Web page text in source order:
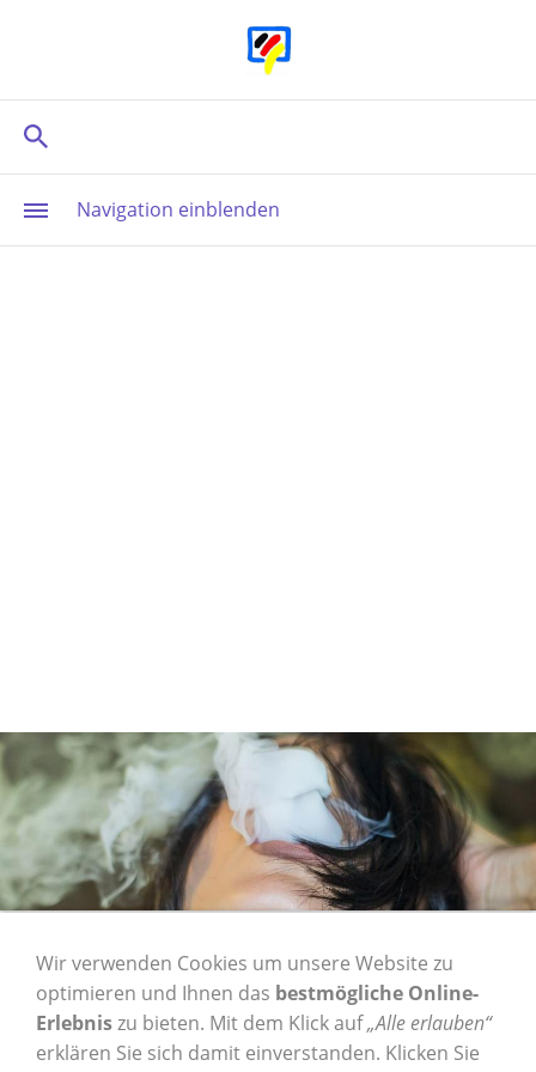
Navigation einblenden
1 Karton OCB KS
Organic Hemp Slim -
Wir verwenden Cookies um unsere Website zu
optimieren und Ihnen das bestmögliche Online-
Erlebniszu bieten. Mit dem Klick auf„Alle erlauben“
erklären Sie sich damit einverstanden. Klicken Sie